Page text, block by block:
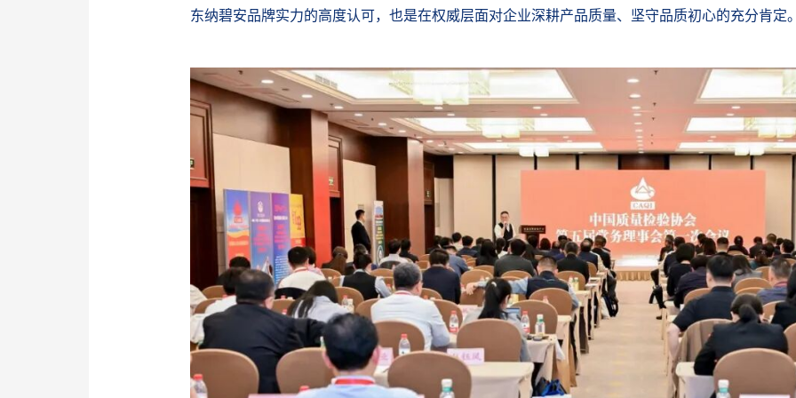
东纳碧安品牌实力的高度认可，也是在权威层面对企业深耕产品质量、坚守品质初心的充分肯定